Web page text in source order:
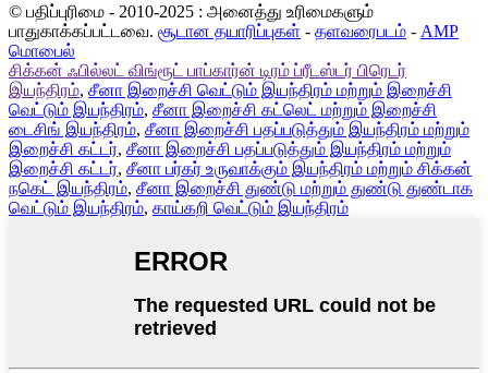
© பதிப்புரிமை - 2010-2025 : அனைத்து உரிமைகளும்
பாதுகாக்கப்பட்டவை. சூடான தயாரிப்புகள் - தளவரைபடம் - AMP
மொபைல்
சிக்கன் ஃபில்லட் விங்ரூட் பாப்கார்ன் டிரம் ப்ரீடஸ்டர் பிரெடர்
இயந்திரம், சீனா இறைச்சி வெட்டும் இயந்திரம் மற்றும் இறைச்சி
வெட்டும் இயந்திரம், சீனா இறைச்சி கட்லெட் மற்றும் இறைச்சி
டைசிங் இயந்திரம், சீனா இறைச்சி பதப்படுத்தும் இயந்திரம் மற்றும்
இறைச்சி கட்டர், சீனா இறைச்சி பதப்படுத்தும் இயந்திரம் மற்றும்
இறைச்சி கட்டர், சீனா பர்கர் உருவாக்கும் இயந்திரம் மற்றும் சிக்கன்
நகெட் இயந்திரம், சீனா இறைச்சி துண்டு மற்றும் துண்டு துண்டாக
வெட்டும் இயந்திரம், காய்கறி வெட்டும் இயந்திரம்